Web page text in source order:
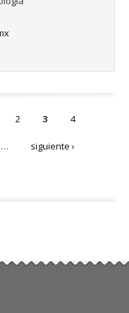
2 3 4
… siguiente ›